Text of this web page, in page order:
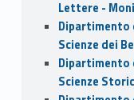
Lettere -
Dipartimento
Scienze dei
Dipartimento
Scienze